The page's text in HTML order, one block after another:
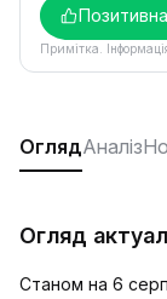
Примітка.
ОглядАналіз
Огляд
Станом на 6 серп